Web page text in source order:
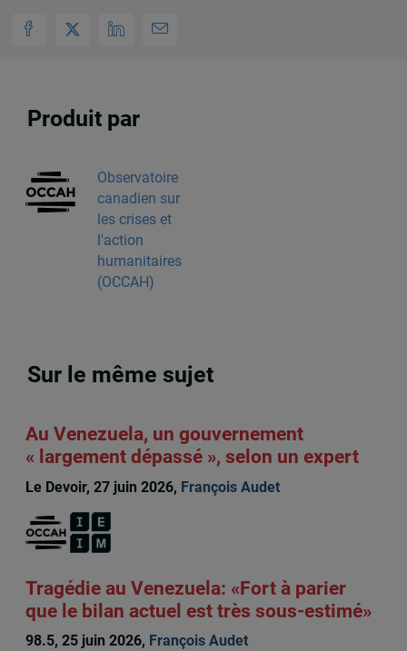
Produit par
Observatoire
canadien sur
les crises et
l'action
humanitaires
(OCCAH)
Sur le même sujet
Au Venezuela, un gouvernement
« largement dépassé », selon un expert
Le Devoir, 27 juin 2026, François Audet
Tragédie au Venezuela: «Fort à parier
que le bilan actuel est très sous-estimé»
98.5, 25 juin 2026, François Audet